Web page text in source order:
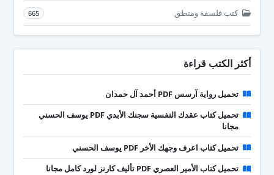
كتب فلسفة ومنطق 665
أكثر الكتب قراءة
تحميل رواية آرسس PDF أحمد آل حمدان
تحميل كتاب عقدك النفسية سجنك الأبدي PDF يوسف الحسني
مجانا
تحميل كتاب اعرف وجهك الأخر PDF يوسف الحسني
تحميل كتاب الأمير العصري PDF تأليف كارنز لورد كامل مجانا